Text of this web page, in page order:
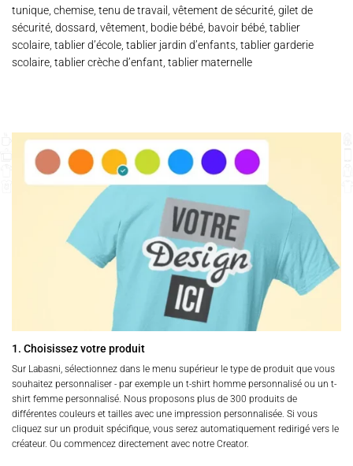
tunique, chemise, tenu de travail, vêtement de sécurité, gilet de
sécurité, dossard, vêtement, bodie bébé, bavoir bébé, tablier
scolaire, tablier d’école, tablier jardin d’enfants, tablier garderie
scolaire, tablier crèche d’enfant, tablier maternelle
1. Choisissez votre produit
Sur Labasni, sélectionnez dans le menu supérieur le type de produit que vous
souhaitez personnaliser - par exemple un t-shirt homme personnalisé ou un t-
shirt femme personnalisé. Nous proposons plus de 300 produits de
différentes couleurs et tailles avec une impression personnalisée. Si vous
cliquez sur un produit spécifique, vous serez automatiquement redirigé vers le
créateur. Ou commencez directement avec notre Creator.